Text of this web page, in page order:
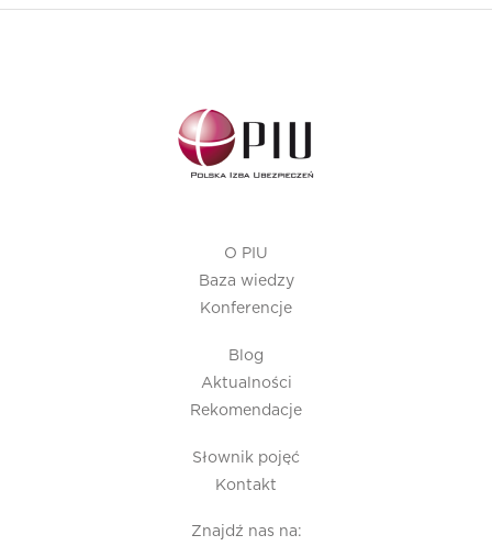
O PIU
Baza wiedzy
Konferencje
Blog
Aktualności
Rekomendacje
Słownik pojęć
Kontakt
Znajdź nas na: